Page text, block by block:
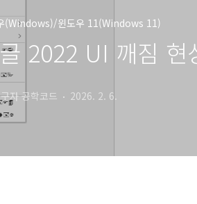
(Windows)/윈도우 11(Windows 11)
2022 UI 깨짐 현
자 공학코드 2026. 2. 6.